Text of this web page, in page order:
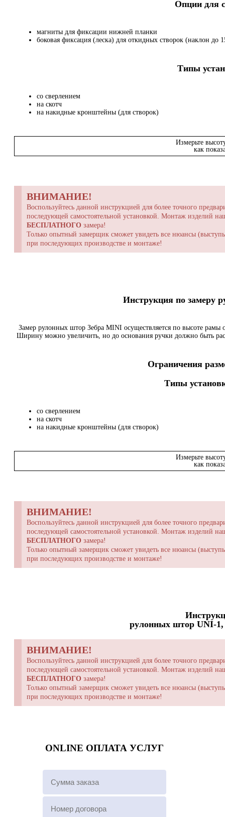
Опции для
магниты для фиксации нижней планки
боковая фиксация (леска) для откидных створок (наклон до
Типы
со сверлением
на скотч
на накидные кронштейны (для створок)
Измерьте
как
ВНИМАНИЕ!
Воспользуйтесь данной инструкцией для более точного
последующей самостоятельной установкой. Монтаж изделий
БЕСПЛАТНОГО замера!
Только опытный замерщик сможет увидеть все нюансы
при последующих производстве и монтаже!
Инструкция по
Замер рулонных штор Зебра MINI осуществляется по высоте
Ширину можно увеличить, но до основания ручки должно быть
Ограничения
Типы
со сверлением
на скотч
на накидные кронштейны (для створок)
Измерьте
как
ВНИМАНИЕ!
Воспользуйтесь данной инструкцией для более точного
последующей самостоятельной установкой. Монтаж изделий
БЕСПЛАТНОГО замера!
Только опытный замерщик сможет увидеть все нюансы
при последующих производстве и монтаже!
рулонных штор UNI-
ВНИМАНИЕ!
Воспользуйтесь данной инструкцией для более точного
последующей самостоятельной установкой. Монтаж изделий
БЕСПЛАТНОГО замера!
Только опытный замерщик сможет увидеть все нюансы
при последующих производстве и монтаже!
ONLINE ОПЛАТА УСЛУГ